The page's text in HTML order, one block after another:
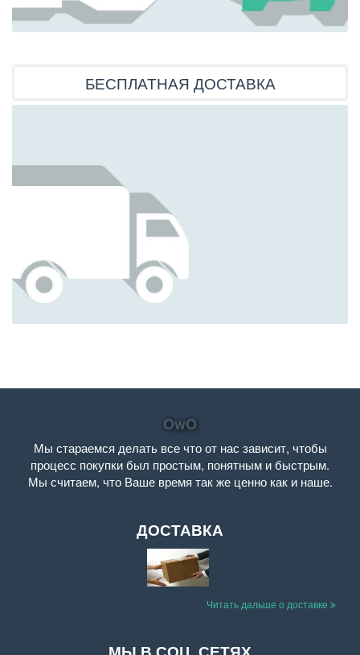
БЕСПЛАТНАЯ ДОСТАВКА
OwO
Мы стараемся делать все что от нас зависит, чтобы
процесс покупки был простым, понятным и быстрым.
Мы считаем, что Ваше время так же ценно как и наше.
ДОСТАВКА
Читать дальше о доставке